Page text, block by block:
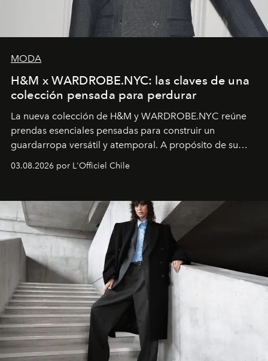
MODA
H&M x WARDROBE.NYC: las claves de una
colección pensada para perdurar
La nueva colección de H&M y WARDROBE.NYC reúne
prendas esenciales pensadas para construir un
guardarropa versátil y atemporal. A propósito de su
la asesora creativa y jefa de diseño global de la marca
y la filosofía detrás de la propuesta.
03.08.2026 por L'Officiel Chile